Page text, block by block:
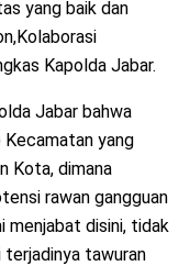
yang baik dan
Kapolda Jabar.
Jabar bahwa
Kecamatan yang
Kota, dimana
rawan gangguan
menjabat disini, tidak
tawuran